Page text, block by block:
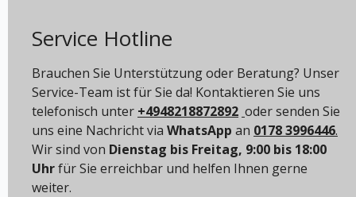
Service Hotline
Brauchen Sie Unterstützung oder Beratung? Unser
Service-Team ist für Sie da! Kontaktieren Sie uns
telefonisch unter +4948218872892 oder senden Sie
uns eine Nachricht via WhatsApp an 0178 3996446.
Wir sind von Dienstag bis Freitag, 9:00 bis 18:00
Uhrfür Sie erreichbar und helfen Ihnen gerne
weiter.